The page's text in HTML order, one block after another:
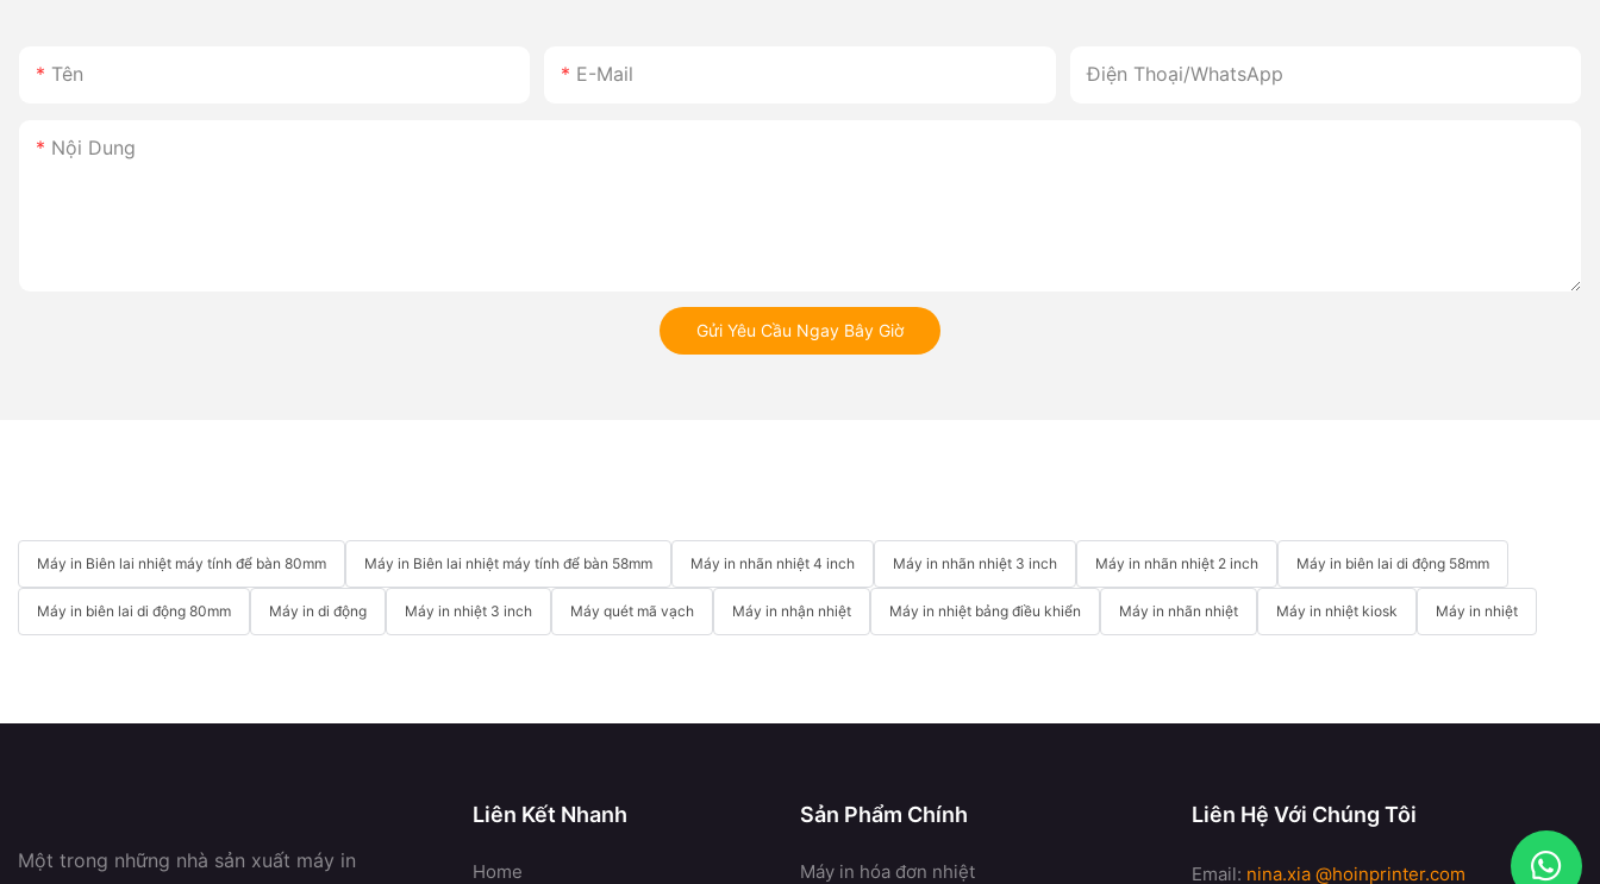
Tên E-Mail Điện Thoại/whatsApp
Nội Dung
Gửi Yêu Cầu Ngay Bây Giờ
Máy in Biên lai nhiệt máy tính để bàn 80mm Máy in Biên lai nhiệt máy tính để bàn 58mm Máy in nhãn nhiệt 4 inch Máy in nhãn nhiệt 3 inch Máy in nhãn nhiệt 2 inch Máy in biên lai di động 58mm
Máy in biên lai di động 80mm Máy in di động Máy in nhiệt 3 inch Máy quét mã vạch Máy in nhận nhiệt Máy in nhiệt bảng điều khiển Máy in nhãn nhiệt Máy in nhiệt kiosk Máy in nhiệt
Một trong những nhà sản xuất máy in
Liên Kết Nhanh
Home
Sản Phẩm Chính
Máy in hóa đơn nhiệt
Liên Hệ Với Chúng Tôi
Email: nina.xia @hoinprinter.com